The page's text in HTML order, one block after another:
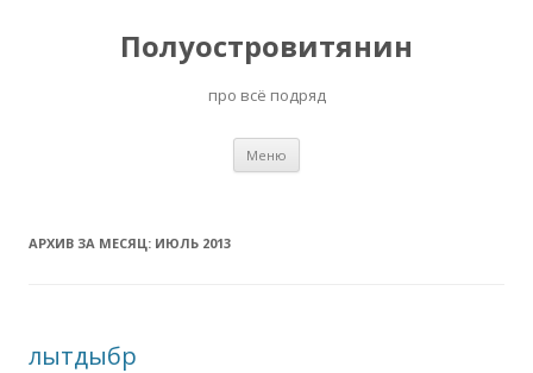
Полуостровитянин
про всё подряд
Меню
АРХИВ ЗА МЕСЯЦ: ИЮЛЬ 2013
лытдыбр